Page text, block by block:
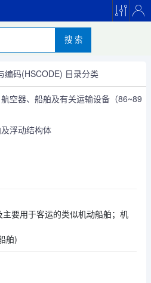
搜 索
编码(HSCODE) 目录分类
空器、船舶及有关运输设备（86~89
浮动结构体
要用于客运的类似机动船舶；机
舶)